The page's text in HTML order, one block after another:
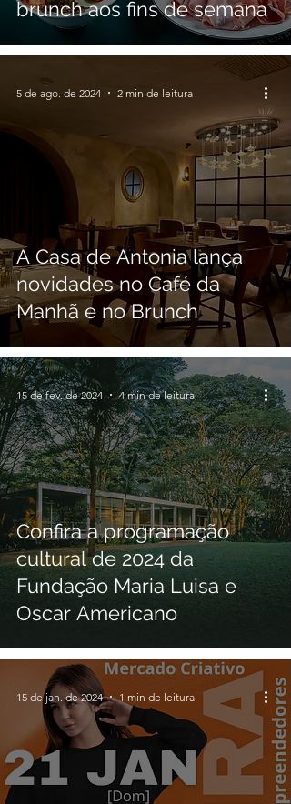
brunch aos fins de semana
A Casa de Antonia lança
novidades no Café da
Manhã e no Brunch
5 de ago. de 2024 2 min de leitura
Confira a programação
cultural de 2024 da
Fundação Maria Luisa e
Oscar Americano
15 de fev. de 2024 4 min de leitura
15 de jan. de 2024 1 min de leitura